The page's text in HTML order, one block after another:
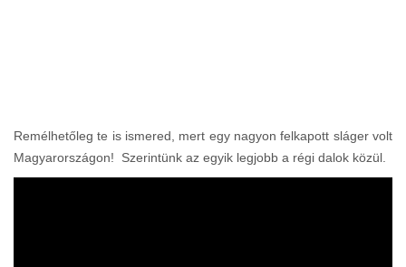
Remélhetőleg te is ismered, mert egy nagyon felkapott sláger volt
Magyarországon! Szerintünk az egyik legjobb a régi dalok közül.